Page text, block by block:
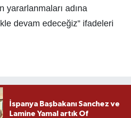
yararlanmaları adına
devam edeceğiz” ifadeleri
İspanya Başbakanı Sanchez ve
Lamine Yamal artık Of